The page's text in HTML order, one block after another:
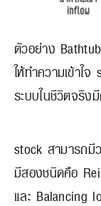
ตัวอย่าง
ให้ทำความเข้าใ
ระบบในชีวิตจริง
stock สามารถ
มีสองชนิดคือ
และ Balancing